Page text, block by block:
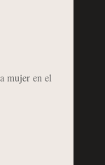
mujer en el